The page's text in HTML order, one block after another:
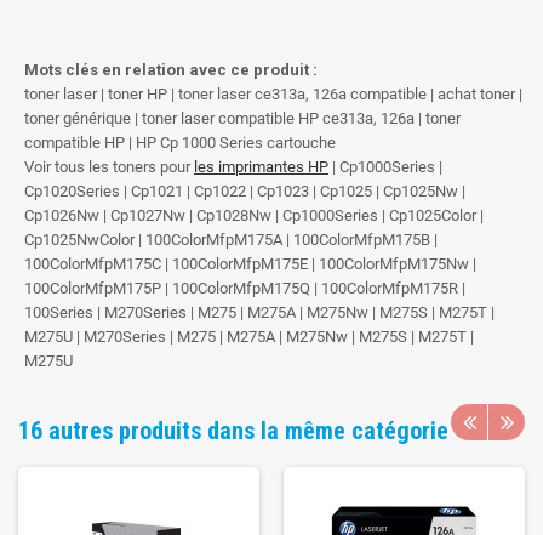
Mots clés en relation avec ce produit :
toner laser | toner HP | toner laser ce313a, 126a compatible | achat toner |
toner générique | toner laser compatible HP ce313a, 126a | toner
compatible HP | HP Cp 1000 Series cartouche
Voir tous les toners pour les imprimantes HP | Cp1000Series |
Cp1020Series | Cp1021 | Cp1022 | Cp1023 | Cp1025 | Cp1025Nw |
Cp1026Nw | Cp1027Nw | Cp1028Nw | Cp1000Series | Cp1025Color |
Cp1025NwColor | 100ColorMfpM175A | 100ColorMfpM175B |
100ColorMfpM175C | 100ColorMfpM175E | 100ColorMfpM175Nw |
100ColorMfpM175P | 100ColorMfpM175Q | 100ColorMfpM175R |
100Series | M270Series | M275 | M275A | M275Nw | M275S | M275T |
M275U | M270Series | M275 | M275A | M275Nw | M275S | M275T |
M275U
16 autres produits dans la même catégorie